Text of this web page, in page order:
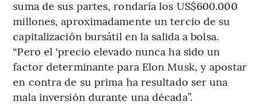
suma de sus partes, rondaría los US$600.000
millones, aproximadamente un tercio de su
capitalización bursátil en la salida a bolsa.
“Pero el ‘precio elevado nunca ha sido un
factor determinante para Elon Musk, y apostar
en contra de su prima ha resultado ser una
mala inversión durante una década”.